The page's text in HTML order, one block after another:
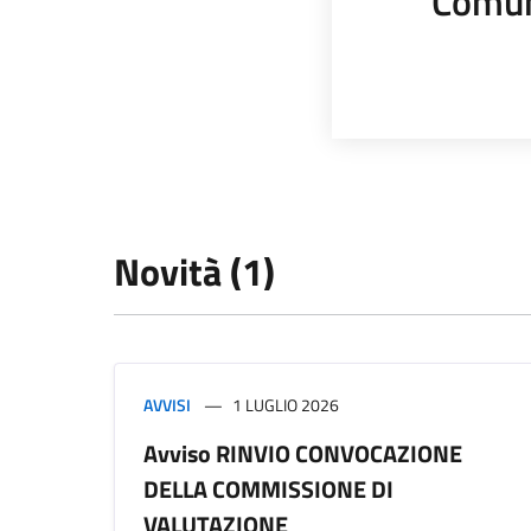
Novità (1)
AVVISI 1 LUGLIO 2026
Avviso RINVIO CONVOCAZIONE
DELLA COMMISSIONE DI